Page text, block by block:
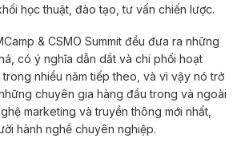
học thuật, đào tạo, tư vấn chiến lược.
& CSMO Summit đều đưa ra những
có ý nghĩa dẫn dắt và chi phối hoạt
nhiều năm tiếp theo, và vì vậy nó trở
chuyên gia hàng đầu trong và ngoài
marketing và truyền thông mới nhất,
hành nghề chuyên nghiệp.